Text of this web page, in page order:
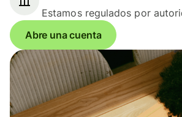
Estamos regulados por
Abre una cuenta